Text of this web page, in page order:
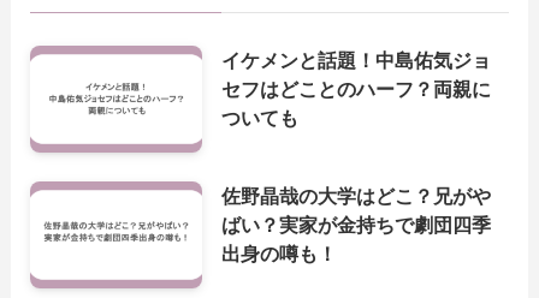
イケメンと話題！中島佑気ジョ
セフはどことのハーフ？両親に
ついても
佐野晶哉の大学はどこ？兄がや
ばい？実家が金持ちで劇団四季
出身の噂も！